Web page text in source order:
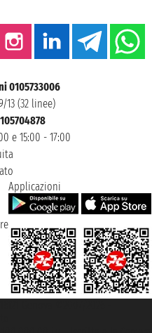
0105733006
13 (32 linee)
e 15:00 - 17:00
Applicazioni